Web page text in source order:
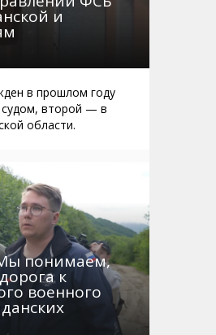
и
в прошлом году
судом, второй — в
области.
понимаем,
к
военного